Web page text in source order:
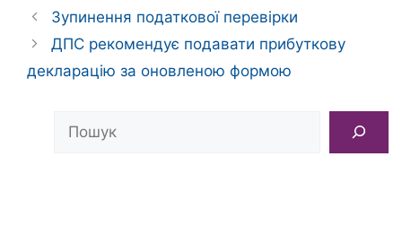
Зупинення податкової перевірки
ДПС рекомендує подавати прибуткову
декларацію за оновленою формою